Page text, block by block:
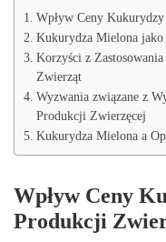
Wpływ Ceny
Kukurydza Mielona
Korzyści z
Zwierząt
Wyzwania związane z
Produkcji Zwierzęcej
Kukurydza Mielona a
Wpływ Ceny
Produkcji